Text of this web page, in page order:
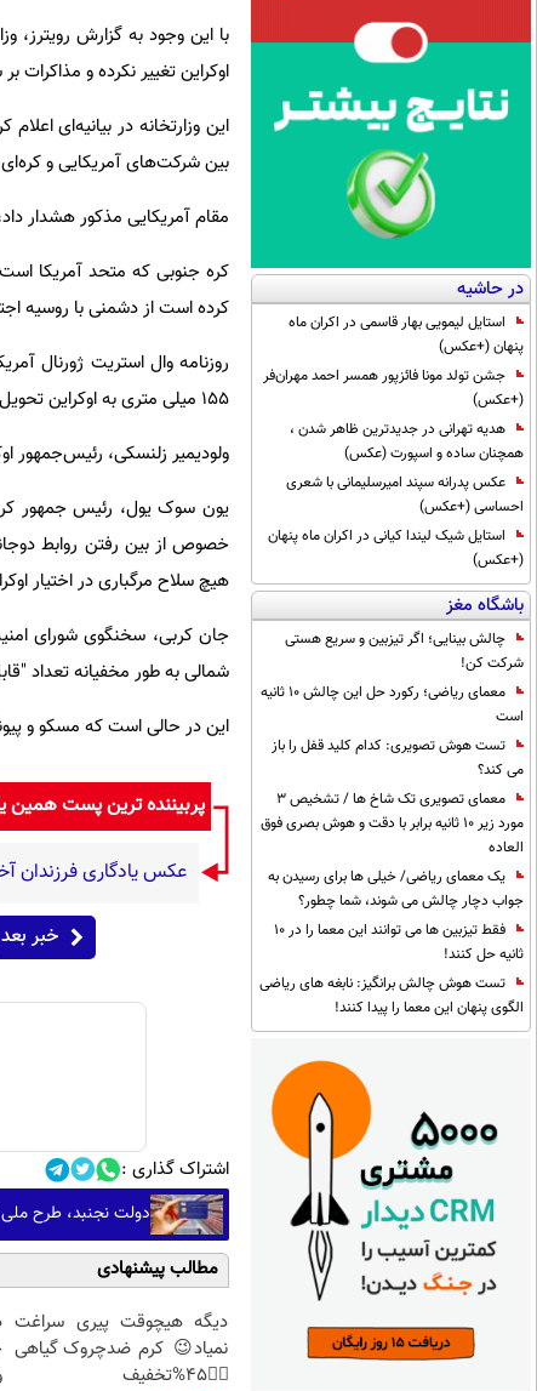
در حاشیه
استایل لیمویی بهار قاسمی در اکران ماه
پنهان (+عکس)
جشن تولد مونا فائزپور همسر احمد مهران‌فر
(+عکس)
هدیه تهرانی در جدیدترین ظاهر شدن ،
همچنان ساده و اسپورت (عکس)
عکس پدرانه سپند امیرسلیمانی با شعری
احساسی (+عکس)
استایل شیک لیندا کیانی در اکران ماه پنهان
(+عکس)
باشگاه مغز
چالش بینایی؛ اگر تیزبین و سریع هستی
شرکت کن!
معمای ریاضی؛ رکورد حل این چالش 10 ثانیه
است
تست هوش تصویری: کدام کلید قفل را باز
می کند؟
معمای تصویری تک شاخ ها / تشخیص 3
مورد زیر 10 ثانیه برابر با دقت و هوش بصری فوق
العاده
یک معمای ریاضی/ خیلی ها برای رسیدن به
جواب دچار چالش می شوند، شما چطور؟
فقط تیزبین ها می توانند این معما را در 10
ثانیه حل کنند!
تست هوش چالش برانگیز: نابغه های ریاضی
الگوی پنهان این معما را پیدا کنند!
با این وجود به گزارش
اوکراین تغییر نکرده و
بین شرکت‌های آمریکایی و
مقام آمریکایی مذکور هشدار
کره جنوبی که متحد آمریکا
کرده است از دشمنی با روسیه
روزنامه وال استریت ژورنال
155 میلی متری به اوکراین تحویل داده شود.
ولودیمیر زلنسکی، رئیس‌جمهور
یون سوک یول، رئیس جمهور
خصوص از بین رفتن روابط
هیچ سلاح مرگباری در اختیار
جان کربی، سخنگوی شورای
شمالی به طور مخفیانه تعداد
این در حالی است که مسکو و
پربیننده ترین پست
عکس یادگاری فرزندان
خبر بعد
اشتراک گذاری :
دولت نجنبد، طرح ملی
مطالب پیشنهادی
دیگه هیچوقت پیری سراغت
نمیاد😉 کرم ضدچروک گیاهی
👈🏻45%تخفیف